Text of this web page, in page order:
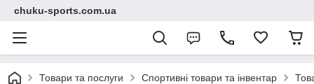
chuku-sports.com.ua
Товари та послуги Спортивні товари та інвентар